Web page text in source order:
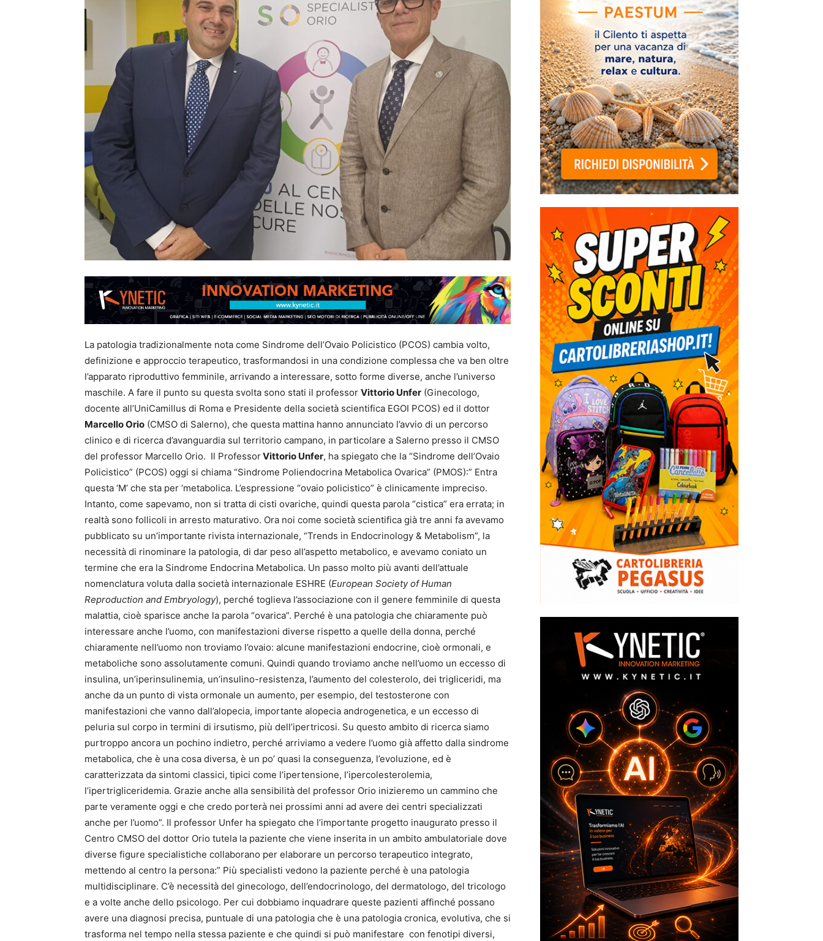
La patologia tradizionalmente nota come Sindrome dell’Ovaio Policistico (PCOS) cambia volto,
definizione e approccio terapeutico, trasformandosi in una condizione complessa che va ben oltre
l’apparato riproduttivo femminile, arrivando a interessare, sotto forme diverse, anche l’universo
maschile. A fare il punto su questa svolta sono stati il professor Vittorio Unfer (Ginecologo,
docente all’UniCamillus di Roma e Presidente della società scientifica EGOI PCOS) ed il dottor
Marcello Orio (CMSO di Salerno), che questa mattina hanno annunciato l’avvio di un percorso
clinico e di ricerca d’avanguardia sul territorio campano, in particolare a Salerno presso il CMSO
del professor Marcello Orio. Il ProfessorVittorio Unfer, ha spiegato che la “Sindrome dell’Ovaio
Policistico” (PCOS) oggi si chiama “Sindrome Poliendocrina Metabolica Ovarica” (PMOS):” Entra
questa ‘M’ che sta per ‘metabolica. L’espressione “ovaio policistico” è clinicamente impreciso.
Intanto, come sapevamo, non si tratta di cisti ovariche, quindi questa parola “cistica” era errata; in
realtà sono follicoli in arresto maturativo. Ora noi come società scientifica già tre anni fa avevamo
pubblicato su un’importante rivista internazionale, “Trends in Endocrinology & Metabolism”, la
necessità di rinominare la patologia, di dar peso all’aspetto metabolico, e avevamo coniato un
termine che era la Sindrome Endocrina Metabolica. Un passo molto più avanti dell’attuale
nomenclatura voluta dalla società internazionale ESHRE (European Society of Human
Reproduction and Embryology), perché toglieva l’associazione con il genere femminile di questa
malattia, cioè sparisce anche la parola “ovarica”. Perché è una patologia che chiaramente può
interessare anche l’uomo, con manifestazioni diverse rispetto a quelle della donna, perché
chiaramente nell’uomo non troviamo l’ovaio: alcune manifestazioni endocrine, cioè ormonali, e
metaboliche sono assolutamente comuni. Quindi quando troviamo anche nell’uomo un eccesso di
insulina, un’iperinsulinemia, un’insulino-resistenza, l’aumento del colesterolo, dei trigliceridi, ma
anche da un punto di vista ormonale un aumento, per esempio, del testosterone con
manifestazioni che vanno dall’alopecia, importante alopecia androgenetica, e un eccesso di
peluria sul corpo in termini di irsutismo, più dell’ipertricosi. Su questo ambito di ricerca siamo
purtroppo ancora un pochino indietro, perché arriviamo a vedere l’uomo già affetto dalla sindrome
metabolica, che è una cosa diversa, è un po’ quasi la conseguenza, l’evoluzione, ed è
caratterizzata da sintomi classici, tipici come l’ipertensione, l’ipercolesterolemia,
l’ipertrigliceridemia. Grazie anche alla sensibilità del professor Orio inizieremo un cammino che
parte veramente oggi e che credo porterà nei prossimi anni ad avere dei centri specializzati
anche per l’uomo”. Il professor Unfer ha spiegato che l’importante progetto inaugurato presso il
Centro CMSO del dottor Orio tutela la paziente che viene inserita in un ambito ambulatoriale dove
diverse figure specialistiche collaborano per elaborare un percorso terapeutico integrato,
mettendo al centro la persona:” Più specialisti vedono la paziente perché è una patologia
multidisciplinare. C’è necessità del ginecologo, dell’endocrinologo, del dermatologo, del tricologo
e a volte anche dello psicologo. Per cui dobbiamo inquadrare queste pazienti affinché possano
avere una diagnosi precisa, puntuale di una patologia che è una patologia cronica, evolutiva, che si
trasforma nel tempo nella stessa paziente e che quindi si può manifestare con fenotipi diversi,